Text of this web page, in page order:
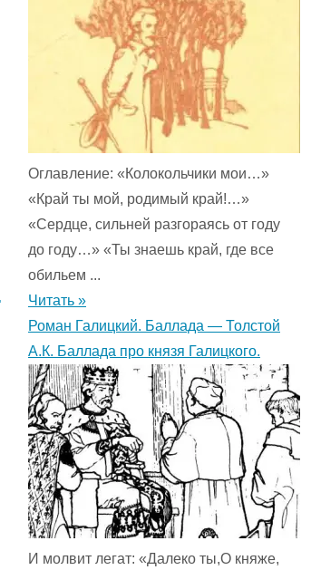
Оглавление: «Колокольчики мои…»
«Край ты мой, родимый край!…»
«Сердце, сильней разгораясь от году
до году…» «Ты знаешь край, где все
обильем ...
Читать »
Роман Галицкий. Баллада — Толстой
А.К. Баллада про князя Галицкого.
И молвит легат: «Далеко ты,О княже,